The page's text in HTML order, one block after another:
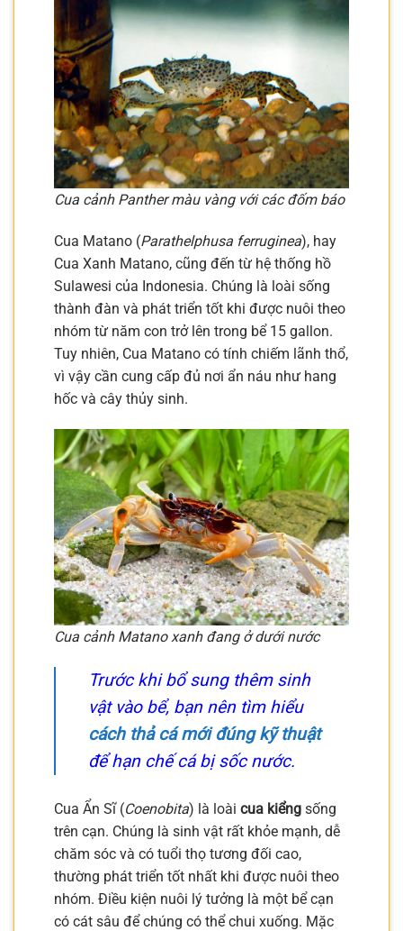
Cua cảnh Panther màu vàng với các đốm báo
Cua Matano (Parathelphusa ferruginea), hay
Cua Xanh Matano, cũng đến từ hệ thống hồ
Sulawesi của Indonesia. Chúng là loài sống
thành đàn và phát triển tốt khi được nuôi theo
nhóm từ năm con trở lên trong bể 15 gallon.
Tuy nhiên, Cua Matano có tính chiếm lãnh thổ,
vì vậy cần cung cấp đủ nơi ẩn náu như hang
hốc và cây thủy sinh.
Cua cảnh Matano xanh đang ở dưới nước
Trước khi bổ sung thêm sinh
vật vào bể, bạn nên tìm hiểu
cách thả cá mới đúng kỹ thuật
để hạn chế cá bị sốc nước.
Cua Ẩn Sĩ (Coenobita) là loài cua kiểng sống
trên cạn. Chúng là sinh vật rất khỏe mạnh, dễ
chăm sóc và có tuổi thọ tương đối cao,
thường phát triển tốt nhất khi được nuôi theo
nhóm. Điều kiện nuôi lý tưởng là một bể cạn
có cát sâu để chúng có thể chui xuống. Mặc